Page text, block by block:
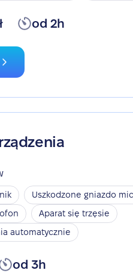
od 2h
Uszkodzone gniazdo
Aparat się trzęsie
automatycznie
od 3h